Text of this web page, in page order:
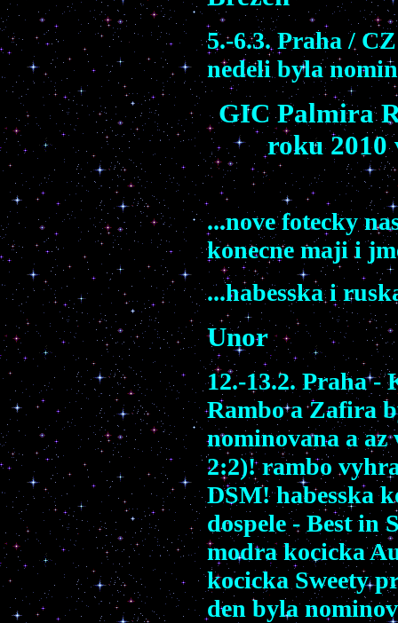
5.-6.3. Praha /
nedeli byla
GIC Palmira
roku 2010
...nove fotecky
konecne maji i
...habesska i
Unor
12.-13.2. Praha -
Rambo a Zafira
nominovana a
2:2)! rambo
DSM! habesska
dospele - Best in
modra kocicka
kocicka Sweety
den byla